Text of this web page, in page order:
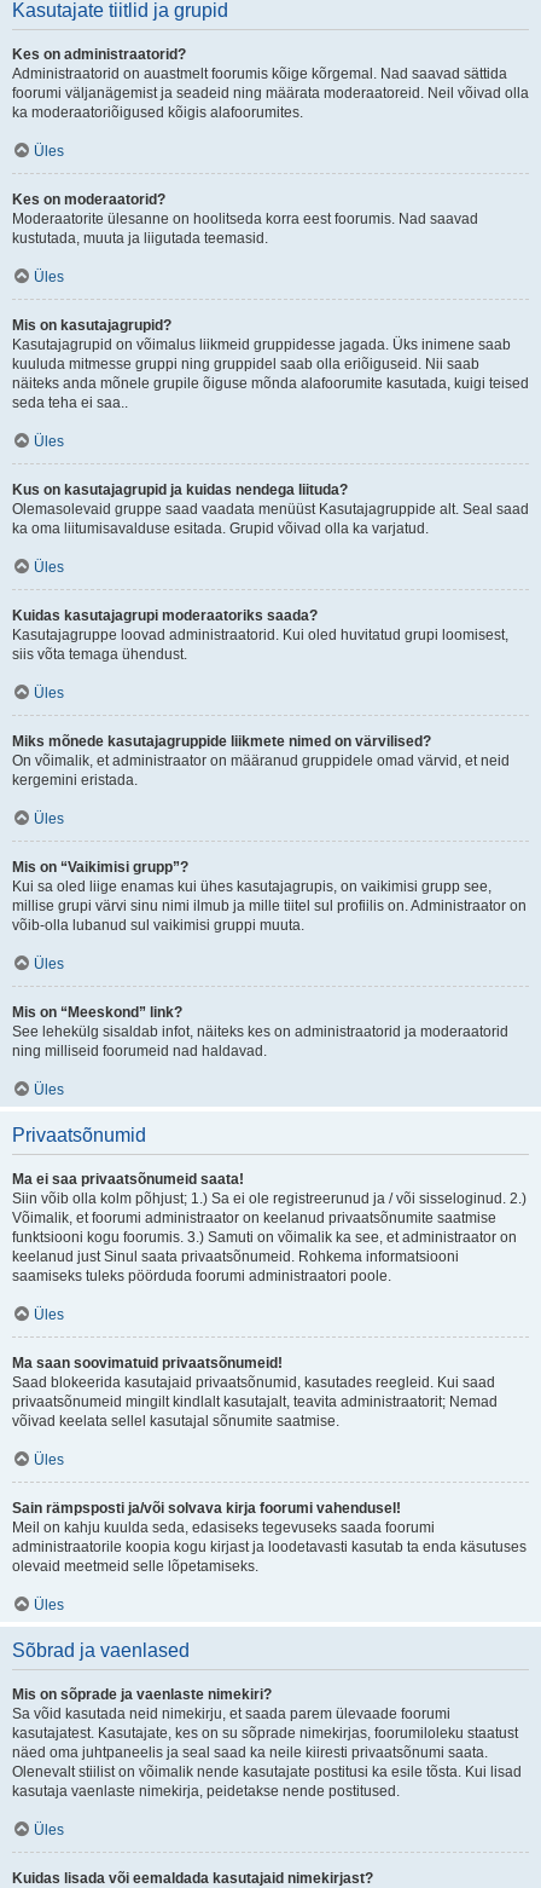
Kasutajate tiitlid ja grupid
Kes on administraatorid?
Administraatorid on auastmelt foorumis kõige kõrgemal. Nad saavad sättida
foorumi väljanägemist ja seadeid ning määrata moderaatoreid. Neil võivad olla
ka moderaatoriõigused kõigis alafoorumites.
Üles
Kes on moderaatorid?
Moderaatorite ülesanne on hoolitseda korra eest foorumis. Nad saavad
kustutada, muuta ja liigutada teemasid.
Üles
Mis on kasutajagrupid?
Kasutajagrupid on võimalus liikmeid gruppidesse jagada. Üks inimene saab
kuuluda mitmesse gruppi ning gruppidel saab olla eriõiguseid. Nii saab
näiteks anda mõnele grupile õiguse mõnda alafoorumite kasutada, kuigi teised
seda teha ei saa..
Üles
Kus on kasutajagrupid ja kuidas nendega liituda?
Olemasolevaid gruppe saad vaadata menüüst Kasutajagruppide alt. Seal saad
ka oma liitumisavalduse esitada. Grupid võivad olla ka varjatud.
Üles
Kuidas kasutajagrupi moderaatoriks saada?
Kasutajagruppe loovad administraatorid. Kui oled huvitatud grupi loomisest,
siis võta temaga ühendust.
Üles
Miks mõnede kasutajagruppide liikmete nimed on värvilised?
On võimalik, et administraator on määranud gruppidele omad värvid, et neid
kergemini eristada.
Üles
Mis on “Vaikimisi grupp”?
Kui sa oled liige enamas kui ühes kasutajagrupis, on vaikimisi grupp see,
millise grupi värvi sinu nimi ilmub ja mille tiitel sul profiilis on. Administraator on
võib-olla lubanud sul vaikimisi gruppi muuta.
Üles
Mis on “Meeskond” link?
See lehekülg sisaldab infot, näiteks kes on administraatorid ja moderaatorid
ning milliseid foorumeid nad haldavad.
Üles
Privaatsõnumid
Ma ei saa privaatsõnumeid saata!
Siin võib olla kolm põhjust; 1.) Sa ei ole registreerunud ja / või sisseloginud. 2.)
Võimalik, et foorumi administraator on keelanud privaatsõnumite saatmise
funktsiooni kogu foorumis. 3.) Samuti on võimalik ka see, et administraator on
keelanud just Sinul saata privaatsõnumeid. Rohkema informatsiooni
saamiseks tuleks pöörduda foorumi administraatori poole.
Üles
Ma saan soovimatuid privaatsõnumeid!
Saad blokeerida kasutajaid privaatsõnumid, kasutades reegleid. Kui saad
privaatsõnumeid mingilt kindlalt kasutajalt, teavita administraatorit; Nemad
võivad keelata sellel kasutajal sõnumite saatmise.
Üles
Sain rämpsposti ja/või solvava kirja foorumi vahendusel!
Meil on kahju kuulda seda, edasiseks tegevuseks saada foorumi
administraatorile koopia kogu kirjast ja loodetavasti kasutab ta enda käsutuses
olevaid meetmeid selle lõpetamiseks.
Üles
Sõbrad ja vaenlased
Mis on sõprade ja vaenlaste nimekiri?
Sa võid kasutada neid nimekirju, et saada parem ülevaade foorumi
kasutajatest. Kasutajate, kes on su sõprade nimekirjas, foorumiloleku staatust
näed oma juhtpaneelis ja seal saad ka neile kiiresti privaatsõnumi saata.
Olenevalt stiilist on võimalik nende kasutajate postitusi ka esile tõsta. Kui lisad
kasutaja vaenlaste nimekirja, peidetakse nende postitused.
Üles
Kuidas lisada või eemaldada kasutajaid nimekirjast?